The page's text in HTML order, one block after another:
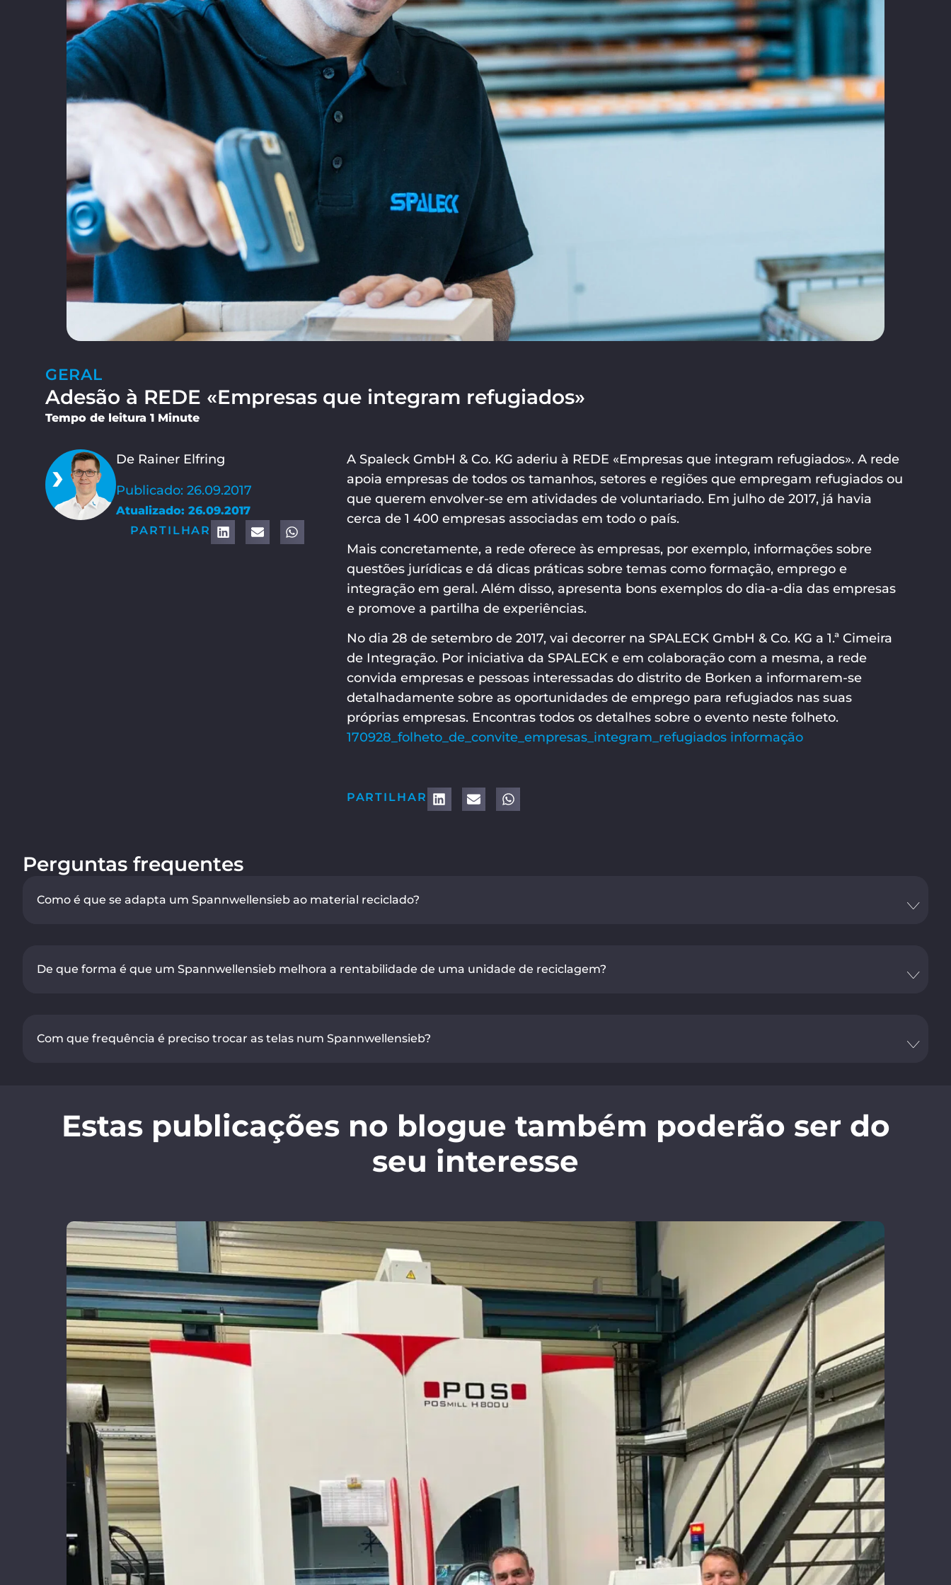
GERAL
Adesão à REDE «Empresas que integram refugiados»
Tempo de leitura 1 Minute
De Rainer Elfring
Publicado: 26.09.2017
Atualizado: 26.09.2017
PARTILHAR
A Spaleck GmbH & Co. KG aderiu à REDE «Empresas que integram refugiados». A rede
apoia empresas de todos os tamanhos, setores e regiões que empregam refugiados ou
que querem envolver-se em atividades de voluntariado. Em julho de 2017, já havia
cerca de 1 400 empresas associadas em todo o país.
Mais concretamente, a rede oferece às empresas, por exemplo, informações sobre
questões jurídicas e dá dicas práticas sobre temas como formação, emprego e
integração em geral. Além disso, apresenta bons exemplos do dia-a-dia das empresas
e promove a partilha de experiências.
No dia 28 de setembro de 2017, vai decorrer na SPALECK GmbH & Co. KG a 1.ª Cimeira
de Integração. Por iniciativa da SPALECK e em colaboração com a mesma, a rede
convida empresas e pessoas interessadas do distrito de Borken a informarem-se
detalhadamente sobre as oportunidades de emprego para refugiados nas suas
próprias empresas. Encontras todos os detalhes sobre o evento neste folheto.
170928_folheto_de_convite_empresas_integram_refugiados informação
PARTILHAR
Perguntas frequentes
Como é que se adapta um Spannwellensieb ao material reciclado?
De que forma é que um Spannwellensieb melhora a rentabilidade de uma unidade de reciclagem?
Com que frequência é preciso trocar as telas num Spannwellensieb?
Estas publicações no blogue também poderão ser do
seu interesse